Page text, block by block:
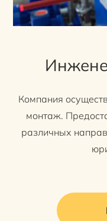
Компания
монтаж.
различных